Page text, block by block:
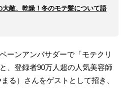
大敵、乾燥！冬のモテ髪について語
ーンアンバサダーで「モテクリ
、登録者90万人超の人気美容師
る）さんをゲストとして招き、